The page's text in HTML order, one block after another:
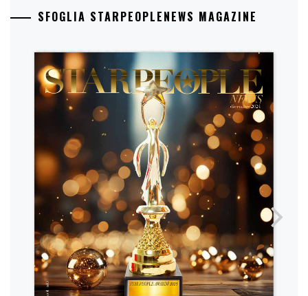
SFOGLIA STARPEOPLENEWS MAGAZINE